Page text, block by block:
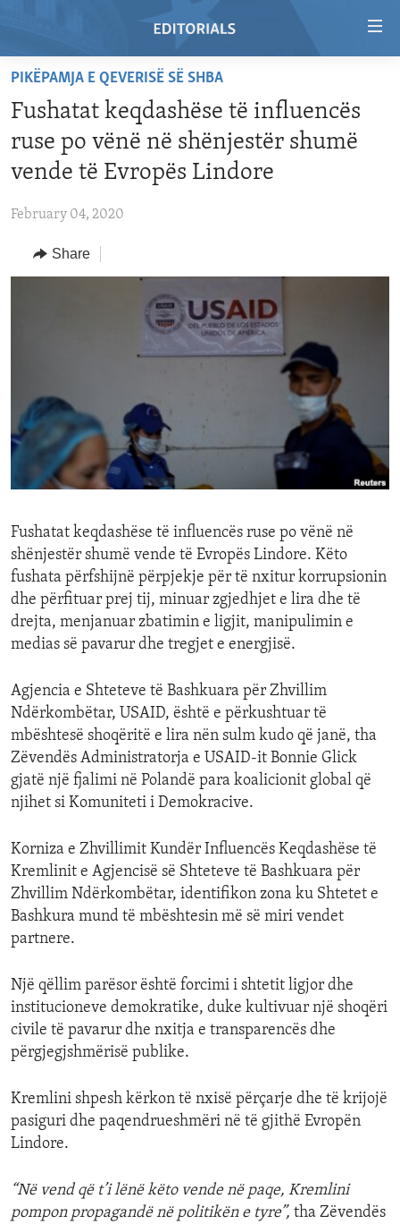
Skip
main
content
main
Navigation
to
HOME
RADIO
AFRICA
AMERICAS
TOPICS
HUMAN RIGHTS
AID AND DEVELOPMENT
DEMOCRACY AND GOVERNANCE
ENVIRONMENT AND HEALTH
IDEALS AND INSTITUTIONS
ARCHIVE
PIKËPAMJA E QEVERISË SË SHBA
Fushatat keqdashëse të influencës
ruse po vënë në shënjestër shumë
vende të Evropës Lindore
February 04, 2020
Share
Fushatat keqdashëse të influencës ruse po vënë në
shënjestër shumë vende të Evropës Lindore. Këto
fushata përfshijnë përpjekje për të nxitur korrupsionin
dhe përfituar prej tij, minuar zgjedhjet e lira dhe të
drejta, menjanuar zbatimin e ligjit, manipulimin e
medias së pavarur dhe tregjet e energjisë.
Agjencia e Shteteve të Bashkuara për Zhvillim
Ndërkombëtar, USAID, është e përkushtuar të
mbështesë shoqëritë e lira nën sulm kudo që janë, tha
Zëvendës Administratorja e USAID-it Bonnie Glick
gjatë një fjalimi në Polandë para koalicionit global që
njihet si Komuniteti i Demokracive.
Korniza e Zhvillimit Kundër Influencës Keqdashëse të
Kremlinit e Agjencisë së Shteteve të Bashkuara për
Zhvillim Ndërkombëtar, identifikon zona ku Shtetet e
Bashkura mund të mbështesin më së miri vendet
partnere.
Një qëllim parësor është forcimi i shtetit ligjor dhe
institucioneve demokratike, duke kultivuar një shoqëri
civile të pavarur dhe nxitja e transparencës dhe
përgjegjshmërisë publike.
Kremlini shpesh kërkon të nxisë përçarje dhe të krijojë
pasiguri dhe paqendrueshmëri në të gjithë Evropën
Lindore.
“Në vend që t’i lënë këto vende në paqe, Kremlini
pompon propagandë në politikën e tyre”, tha Zëvendës